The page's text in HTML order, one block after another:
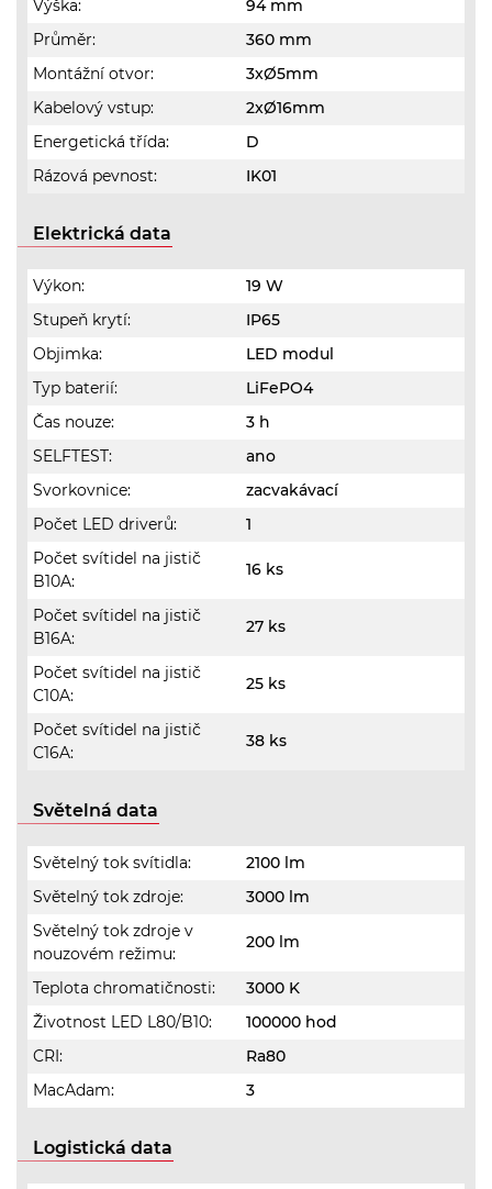
Výška:
94 mm
Průměr:
360 mm
Montážní otvor:
3xØ5mm
Kabelový vstup:
2xØ16mm
Energetická třída:
D
Rázová pevnost:
IK01
Elektrická data
Výkon:
19 W
Stupeň krytí:
IP65
Objimka:
LED modul
Typ baterií:
LiFePO4
Čas nouze:
3 h
SELFTEST:
ano
Svorkovnice:
zacvakávací
Počet LED driverů:
1
Počet svítidel na jistič
B10A:
16 ks
Počet svítidel na jistič
B16A:
27 ks
Počet svítidel na jistič
C10A:
25 ks
Počet svítidel na jistič
C16A:
38 ks
Světelná data
Světelný tok svítidla:
2100 lm
Světelný tok zdroje:
3000 lm
Světelný tok zdroje v
nouzovém režimu:
200 lm
Teplota chromatičnosti:
3000 K
Životnost LED L80/B10:
100000 hod
CRI:
Ra80
MacAdam:
3
Logistická data